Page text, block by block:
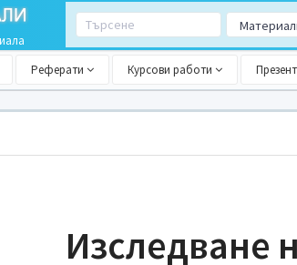
Реферати Курсови работи
Изследване